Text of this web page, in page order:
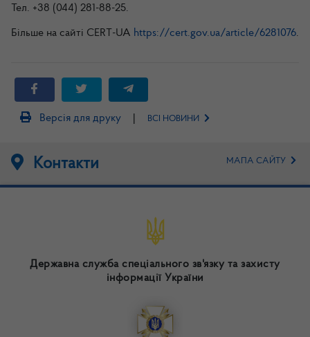
Тел. +38 (044) 281-88-25.
Більше на сайті CERT-UA https://cert.gov.ua/article/6281076.
Версія для друку ВСІ НОВИНИ
Контакти МАПА САЙТУ
Державна служба спеціального зв'язку та захисту
інформації України